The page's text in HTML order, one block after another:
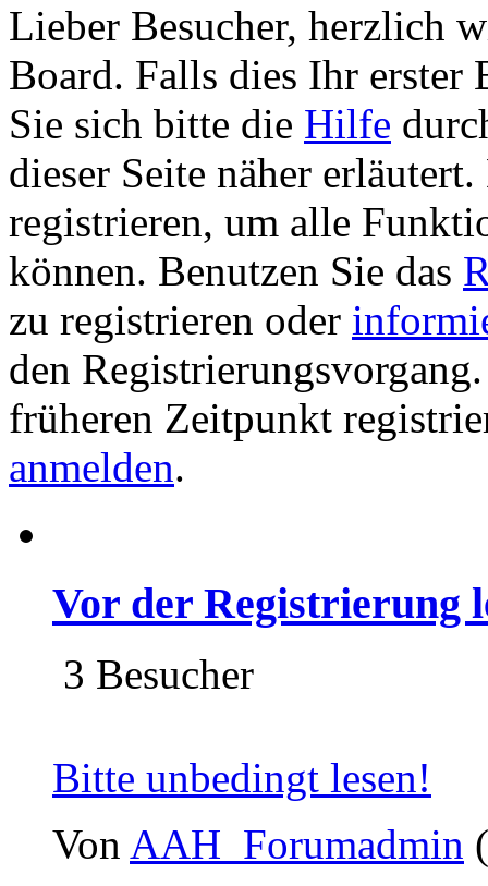
Lieber Besucher, herzlich
Board. Falls dies Ihr erster
Sie sich bitte die Hilfe
dieser Seite näher
registrieren, um alle
können. Benutzen Sie das
zu registrieren oder
den
früheren Zeitpunkt
anmelden.
Vor der Registrierung
3 Besucher
Bitte unbedingt lesen!
Von AAH_Forumadmin